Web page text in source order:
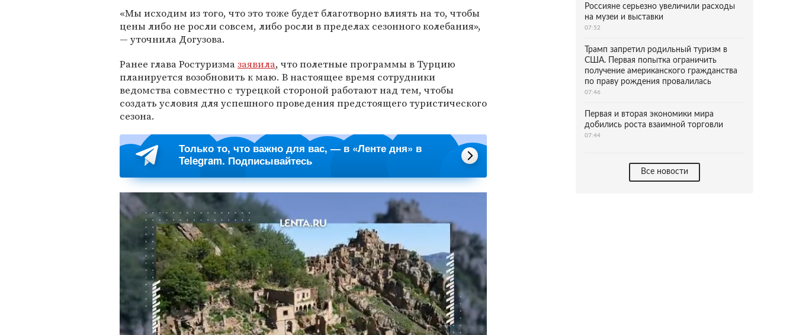
«Мы исходим из того, что это тоже будет благотворно влиять на то, чтобы
цены либо не росли совсем, либо росли в пределах сезонного колебания»,
— уточнила Догузова.
Ранее глава Ростуризмазаявила, что полетные программы в Турцию
планируется возобновить к маю. В настоящее время сотрудники
ведомства совместно с турецкой стороной работают над тем, чтобы
создать условия для успешного проведения предстоящего туристического
сезона.
Только то, что важно для вас, — в «Ленте дня» в
Telegram. Подписывайтесь
Россияне серьезно увеличили расходы
на музеи и выставки
07:52
Трамп запретил родильный туризм в
США. Первая попытка ограничить
получение американского гражданства
по праву рождения провалилась
07:46
Первая и вторая экономики мира
добились роста взаимной торговли
07:44
Все новости